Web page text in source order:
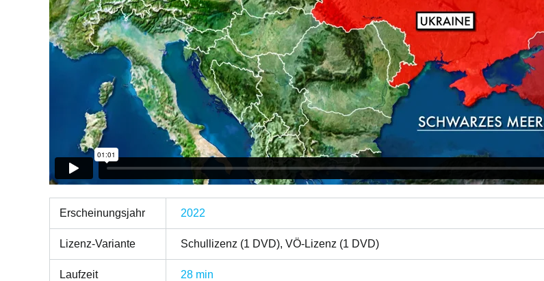
Erscheinungsjahr 2022
Lizenz-Variante Schullizenz (1 DVD), VÖ-Lizenz (1 DVD)
Laufzeit 28 min